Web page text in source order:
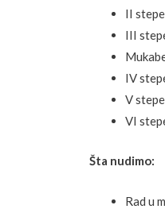
II
III
IV
V
VI
Šta nudimo:
Rad u